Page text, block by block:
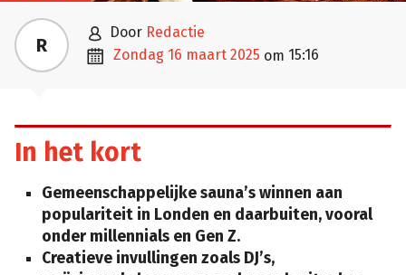
R  door Redactie
 zondag 16 maart 2025 om 15:16
In het kort
Gemeenschappelijke sauna’s winnen aan
populariteit in Londen en daarbuiten, vooral
onder millennials en Gen Z.
Creatieve invullingen zoals DJ’s,